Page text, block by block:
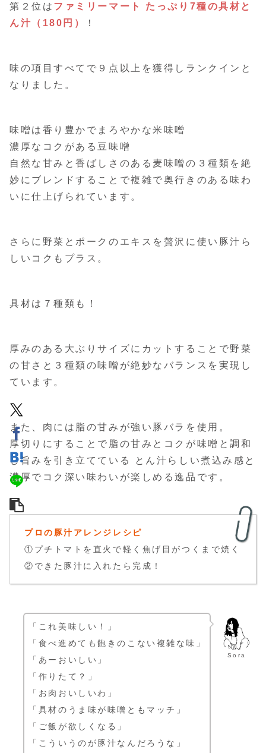
第２位は ファミリーマート たっぷり7種の具材と
ん汁（180円）
！
味の項目すべてで９点以上を獲得しランクインと
なりました。
味噌は香り豊かでまろやかな米味噌
濃厚なコクがある豆味噌
自然な甘みと香ばしさのある麦味噌の３種類を絶
妙にブレンドすることで複雑で奥行きのある味わ
いに仕上げられています。
さらに野菜とポークのエキスを贅沢に使い豚汁ら
しいコクもプラス。
具材は７種類も！
厚みのある大ぶりサイズにカットすることで野菜
の甘さと３種類の味噌が絶妙なバランスを実現し
ています。
また、肉には脂の甘みが強い豚バラを使用。
厚切りにすることで脂の甘みとコクが味噌と調和
し旨みを引き立てている とん汁らしい煮込み感と
濃厚でコク深い味わいが楽しめる逸品です。
プロの豚汁アレンジレシピ
①プチトマトを直火で軽く焦げ目がつくまで焼く
②できた豚汁に入れたら完成！
Sora
「これ美味しい！」
「食べ進めても飽きのこない複雑な味」
「あーおいしい」
「作りたて？」
「お肉おいしいわ」
「具材のうま味が味噌ともマッチ」
「ご飯が欲しくなる」
「こういうのが豚汁なんだろうな」